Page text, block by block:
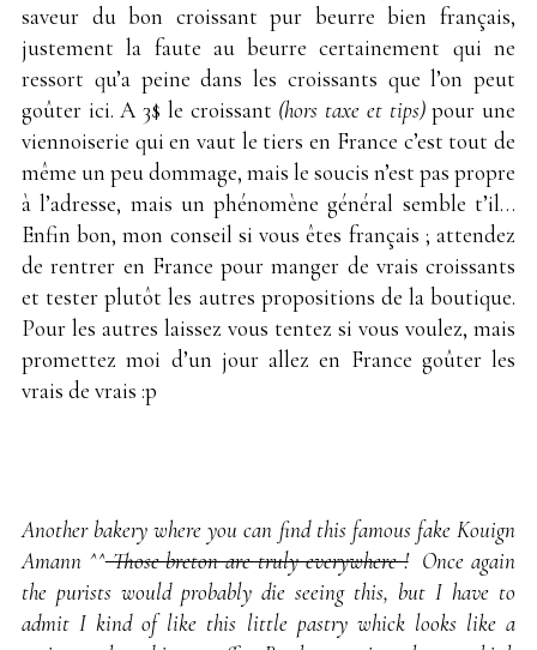
saveur du bon croissant pur beurre bien français,
justement la faute au beurre certainement qui ne
ressort qu’a peine dans les croissants que l’on peut
goûter ici. A 3$ le croissant (hors taxe et tips)pour une
viennoiserie qui en vaut le tiers en France c’est tout de
même un peu dommage, mais le soucis n’est pas propre
à l’adresse, mais un phénomène général semble t’il…
Enfin bon, mon conseil si vous êtes français ; attendez
de rentrer en France pour manger de vrais croissants
et tester plutôt les autres propositions de la boutique.
Pour les autres laissez vous tentez si vous voulez, mais
promettez moi d’un jour allez en France goûter les
vrais de vrais :p
Another bakery where you can find this famous fake Kouign
Amann ^^Those breton are truly everywhere !Once again
the purists would probably die seeing this, but I have to
admit I kind of like this little pastry whick looks like a